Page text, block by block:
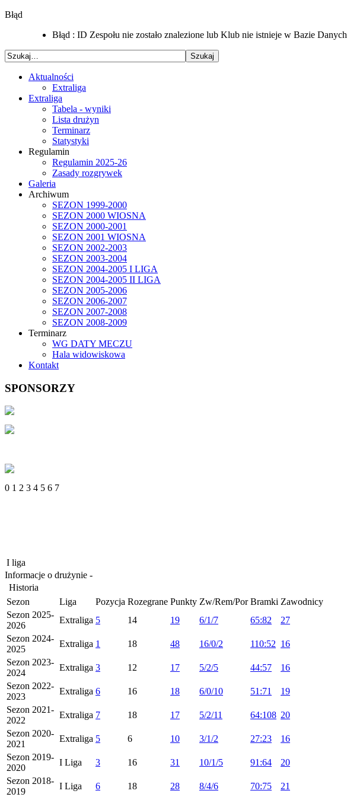
Błąd
Błąd : ID Zespołu nie zostało znalezione lub Klub nie istnieje w Bazie Danych
Aktualności
Extraliga
Extraliga
Tabela - wyniki
Lista drużyn
Terminarz
Statystyki
Regulamin
Regulamin 2025-26
Zasady rozgrywek
Galeria
Archiwum
SEZON 1999-2000
SEZON 2000 WIOSNA
SEZON 2000-2001
SEZON 2001 WIOSNA
SEZON 2002-2003
SEZON 2003-2004
SEZON 2004-2005 I LIGA
SEZON 2004-2005 II LIGA
SEZON 2005-2006
SEZON 2006-2007
SEZON 2007-2008
SEZON 2008-2009
Terminarz
WG DATY MECZU
Hala widowiskowa
Kontakt
SPONSORZY
0 1 2 3 4 5 6 7
I liga
Informacje o drużynie -
Historia
Sezon
Liga Pozycja Rozegrane Punkty Zw/Rem/Por Bramki Zawodnicy
Sezon 2025-
2026
Extraliga 5 14 19 6/1/7 65:82
27
Sezon 2024-
2025
Extraliga 1 18 48 16/0/2 110:52 16
Sezon 2023-
2024
Extraliga 3 12 17 5/2/5 44:57
16
Sezon 2022-
2023
Extraliga 6 16 18 6/0/10 51:71
19
Sezon 2021-
2022
Extraliga 7 18 17 5/2/11 64:108 20
Sezon 2020-
2021
Extraliga 5 6 10 3/1/2 27:23
16
Sezon 2019-
2020
I Liga 3 16 31 10/1/5 91:64
20
Sezon 2018-
2019
I Liga 6 18 28 8/4/6 70:75
21